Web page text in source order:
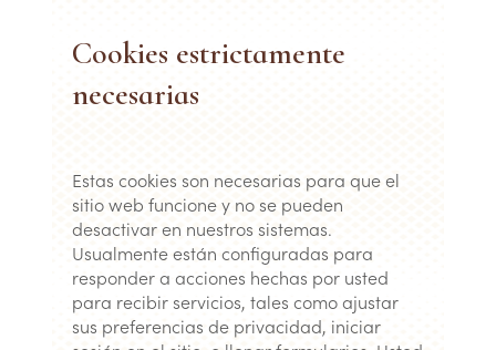
Cookies estrictamente
necesarias
Estas cookies son necesarias para que el
sitio web funcione y no se pueden
desactivar en nuestros sistemas.
Usualmente están configuradas para
responder a acciones hechas por usted
para recibir servicios, tales como ajustar
sus preferencias de privacidad, iniciar